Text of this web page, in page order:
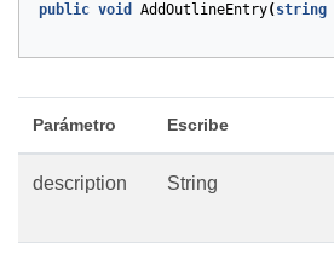
public void AddOutlineEntry( string
Parámetro Escribe
description String